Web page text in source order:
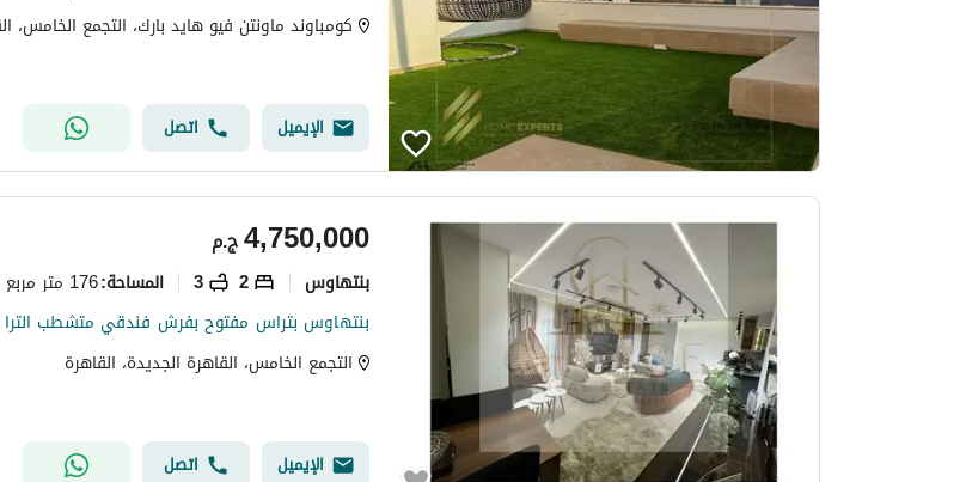
الإيميل اتصل
ج.م4,750,000
بنتهاوس 2
3 المساحة:176 متر مربع
التجمع الخامس، القاهرة الجديدة، القاهرة
الإيميل اتصل